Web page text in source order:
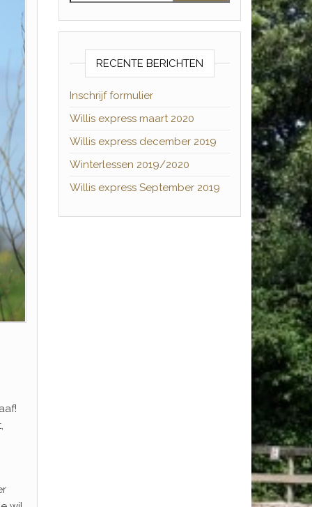
RECENTE BERICHTEN
Inschrijf formulier
Willis express maart 2020
Willis express december 2019
Winterlessen 2019/2020
Willis express September 2019